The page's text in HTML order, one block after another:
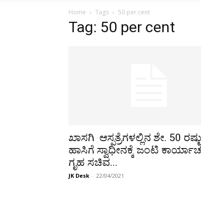
Home Tags 50 per cent
Tag: 50 per cent
ಖಾಸಗಿ ಆಸ್ಪತ್ರೆಗಳಲ್ಲಿನ ಶೇ. 50
ಹಾಸಿಗೆ ಸ್ವಾಧೀನಕ್ಕೆ ಜಂಟಿ
ಗೃಹ ಸಚಿವ...
JK Desk - 22/04/2021